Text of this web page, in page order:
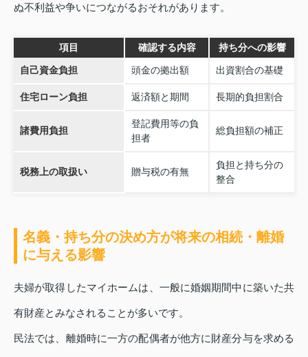
ぬ不利益や争いにつながるおそれがあります。
項目 確認する内容 持ち分への影響
自己資金負担 頭金の拠出額 出資割合の基礎
住宅ローン負担 返済額と期間 長期的負担割合
諸費用負担
登記費用等の負
担者
総負担額の補正
税務上の取扱い 贈与税の有無
負担と持ち分の
整合
名義・持ち分の決め方が将来の相続・離婚
に与える影響
夫婦が取得したマイホームは、一般に婚姻期間中に築いた共
有財産とみなされることが多いです。
民法では、離婚時に一方の配偶者が他方に財産分与を求める